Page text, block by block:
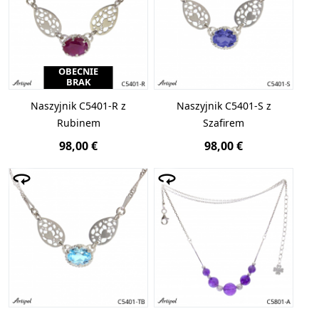
OBECNIE
BRAK
Naszyjnik C5401-R z
Rubinem
98,00 €
Naszyjnik C5401-S z
Szafirem
98,00 €